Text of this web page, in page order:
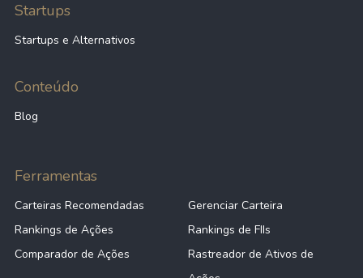
Startups
Startups e Alternativos
Conteúdo
Blog
Ferramentas
Carteiras Recomendadas
Gerenciar Carteira
Rankings de Ações
Rankings de FIIs
Comparador de Ações
Rastreador de Ativos de